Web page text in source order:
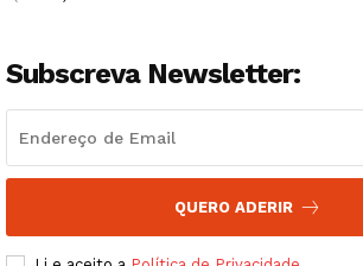
Institucional
Artigos
Edição Digital
Grande Entrevista
Subscreva Newsletter:
QUERO ADERIR